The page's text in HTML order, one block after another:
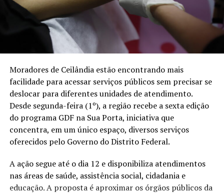
Moradores de Ceilândia estão encontrando mais
facilidade para acessar serviços públicos sem precisar se
deslocar para diferentes unidades de atendimento.
Desde segunda-feira (1º), a região recebe a sexta edição
do programa GDF na Sua Porta, iniciativa que
concentra, em um único espaço, diversos serviços
oferecidos pelo Governo do Distrito Federal.
A ação segue até o dia 12 e disponibiliza atendimentos
nas áreas de saúde, assistência social, cidadania e
educação. A proposta é aproximar os órgãos públicos da